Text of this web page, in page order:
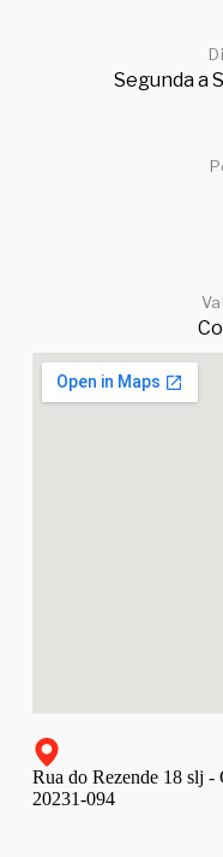
Segunda a
Rua do Rezende 18 slj -
20231-094